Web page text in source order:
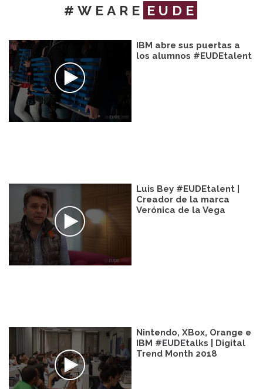
#WEARE EUDE
IBM abre sus puertas a
los alumnos #EUDEtalent
Luis Bey #EUDEtalent |
Creador de la marca
Verónica de la Vega
Nintendo, XBox, Orange e
IBM #EUDEtalks | Digital
Trend Month 2018